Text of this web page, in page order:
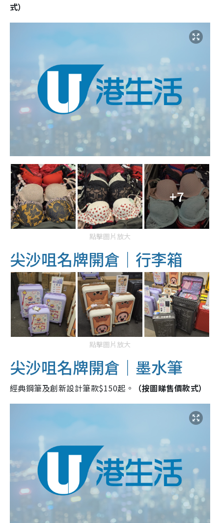
式）
+7
點擊圖片放大
尖沙咀名牌開倉｜行李箱
點擊圖片放大
尖沙咀名牌開倉｜墨水筆
經典鋼筆及創新設計筆款$150起。 （按圖睇售價款式）